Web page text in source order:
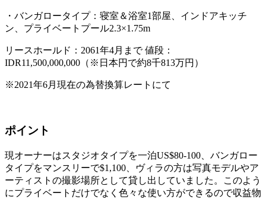
・バンガロータイプ：寝室＆浴室1部屋、インドアキッチ
ン、プライベートプール2.3×1.75m
リースホールド：2061年4月まで 値段：
IDR11,500,000,000（※日本円で約8千813万円）
※2021年6月現在の為替換算レートにて
ポイント
現オーナーはスタジオタイプを一泊US$80-100、バンガロー
タイプをマンスリーで$1,100、ヴィラの方は写真モデルやア
ーティストの撮影場所として貸し出していました。このよう
にプライベートだけでなく色々な使い方ができるので収益物